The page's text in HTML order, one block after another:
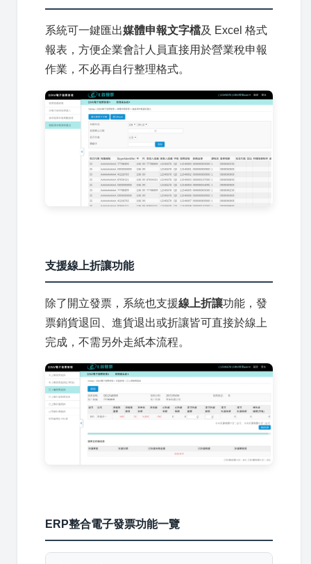
系統可一鍵匯出媒體申報文字檔及 Excel 格式
報表，方便企業會計人員直接用於營業稅申報
作業，不必再自行整理格式。
支援線上折讓功能
除了開立發票，系統也支援線上折讓功能，發
票銷貨退回、進貨退出或折讓皆可直接於線上
完成，不需另外走紙本流程。
ERP整合電子發票功能一覽